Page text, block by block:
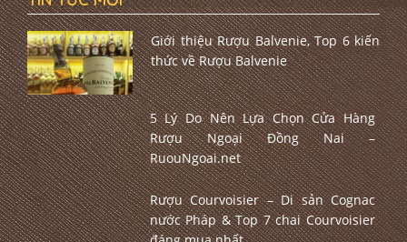
Giới thiệu Rượu Balvenie, Top 6 kiến
thức về Rượu Balvenie
5 Lý Do Nên Lựa Chọn Cửa Hàng
Rượu Ngoại Đồng Nai –
RuouNgoai.net
Rượu Courvoisier – Di sản Cognac
nước Pháp & Top 7 chai Courvoisier